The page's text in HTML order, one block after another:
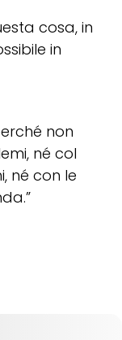
cosa, in
in
erché non
né col
né con le